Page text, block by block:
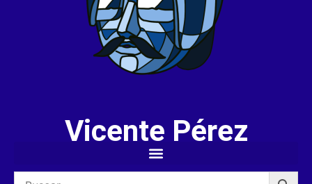
Vicente Pérez